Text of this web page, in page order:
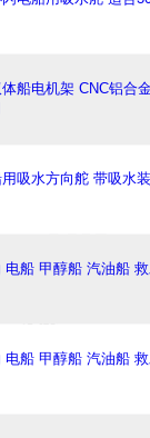
船电机架 CNC铝合
吸水方向舵 带吸水
船 甲醇船 汽油船
船 甲醇船 汽油船